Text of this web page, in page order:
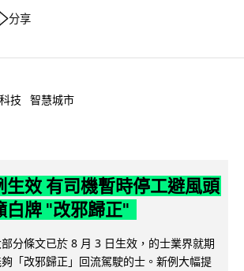
分享
技 智慧城市
生效 有司機暫時停工避風頭
白牌 "改邪歸正"
分條文已於 8 月 3 日生效，的士業界就期
「改邪歸正」回流駕駛的士。新例大幅提